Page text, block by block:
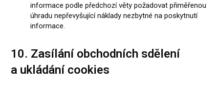
informace podle předchozí věty požadovat přiměřenou
úhradu nepřevyšující náklady nezbytné na poskytnutí
informace.
10. Zasílání obchodních sdělení
a ukládání cookies